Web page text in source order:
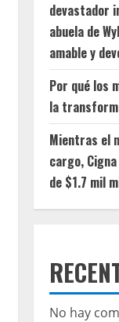
devastador
abuela de
amable y
Por qué los
la
Mientras el
cargo,
de $1.7 mil
No hay